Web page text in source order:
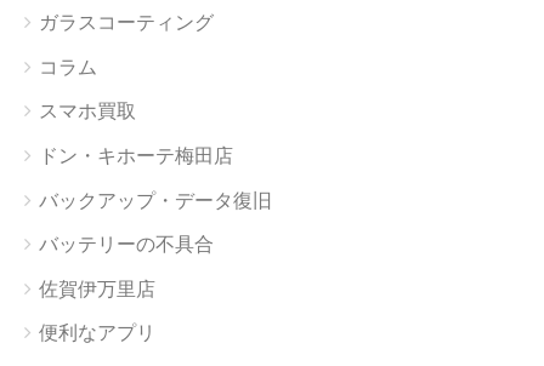
ガラスコーティング
コラム
スマホ買取
ドン・キホーテ梅田店
バックアップ・データ復旧
バッテリーの不具合
佐賀伊万里店
便利なアプリ